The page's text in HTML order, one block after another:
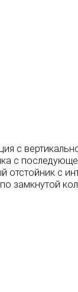
с
с
с
замкнутой